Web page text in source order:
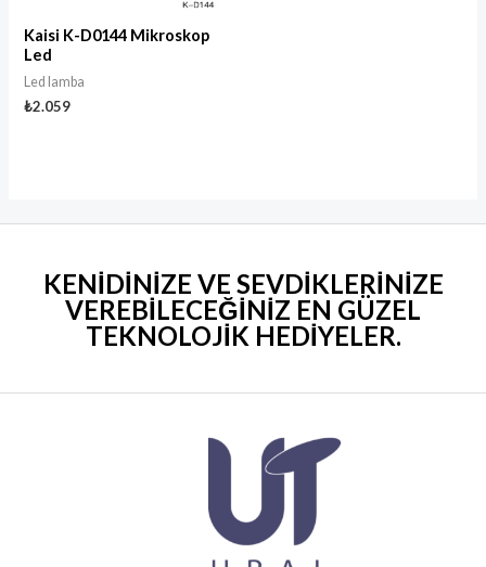
Kaisi K-D0144 Mikroskop
Led
Led lamba
₺2.059
KENİDİNİZE VE SEVDİKLERİNİZE
VEREBİLECEĞİNİZ EN GÜZEL
TEKNOLOJİK HEDİYELER.